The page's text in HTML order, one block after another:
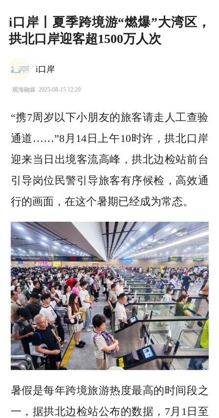
i口岸丨夏季跨境游“燃爆”大湾区，
拱北口岸迎客超1500万人次
i口岸
观海融媒 2025-08-15 12:20
“携7周岁以下小朋友的旅客请走人工查验
通道……”8月14日上午10时许，拱北口岸
迎来当日出境客流高峰，拱北边检站前台
引导岗位民警引导旅客有序候检，高效通
行的画面，在这个暑期已经成为常态。
暑假是每年跨境旅游热度最高的时间段之
一，据拱北边检站公布的数据，7月1日至